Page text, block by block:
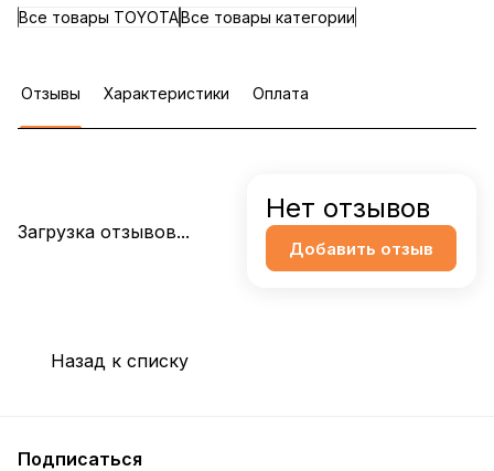
Все товары TOYOTAВсе товары категории
Отзывы Характеристики Оплата
Загрузка отзывов...
Нет отзывов
Добавить отзыв
Назад к списку
Подписаться